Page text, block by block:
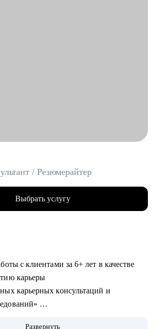
/ Резюмерайтер
Выбрать услугу
с клиентами за 6+ лет в качестве
карьеры
карьерных консультаций и
Развернуть